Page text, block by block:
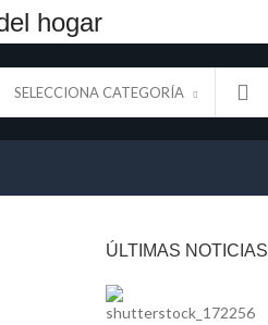
hogar
SELECCIONA CATEGORÍA
ÚLTIMAS NOTICIAS